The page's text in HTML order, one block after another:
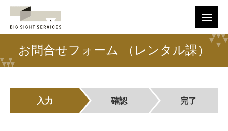
menu
お問合せフォーム （レンタル課）
入力 確認 完了